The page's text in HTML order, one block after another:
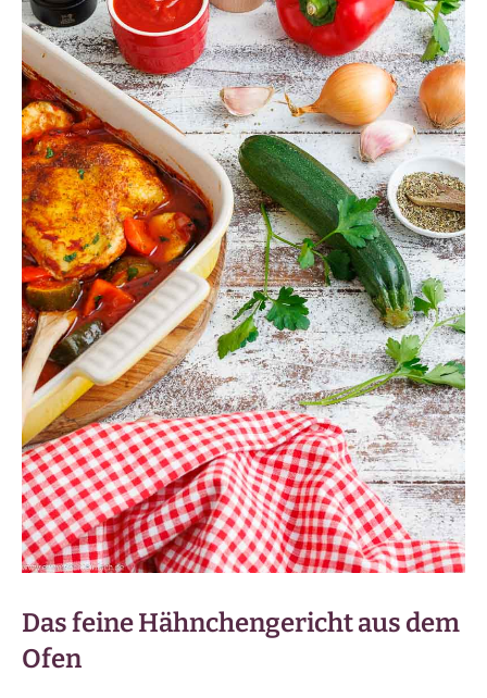
Das feine Hähnchengericht aus dem
Ofen